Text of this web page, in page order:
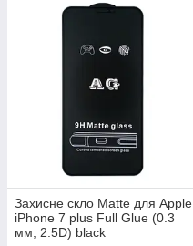
Захисне скло Matte для Apple
iPhone 7 plus Full Glue (0.3
мм, 2.5D) black